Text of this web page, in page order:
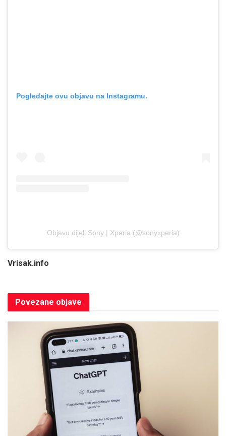
Pogledajte ovu objavu na Instagramu.
Objavu dijeli Sony | Xperia (@sonyxperia)
Vrisak.info
Povezane objave